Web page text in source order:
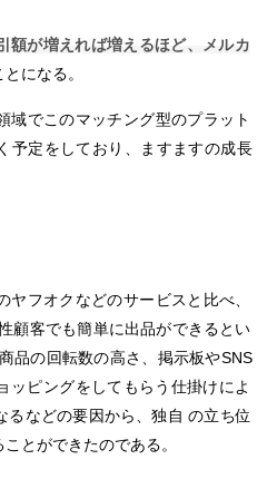
額が増えれば増えるほど、メルカ
になる。
域でこのマッチング型のプラット
予定をしており、ますますの成長
ヤフオクなどのサービスと比べ、
顧客でも簡単に出品ができるとい
品の回転数の高さ、掲示板やSNS
ッピングをしてもらう仕掛けによ
るなどの要因から、独自 の立ち位
とができたのである。